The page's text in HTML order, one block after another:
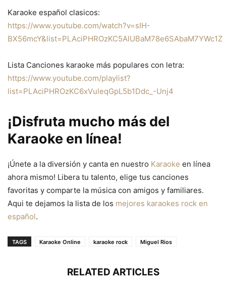
Karaoke español clasicos:
https://www.youtube.com/watch?v=sIH-
BX56mcY&list=PLAciPHROzKC5AlUBaM78e6SAbaM7YWc1Z
Lista Canciones karaoke más populares con letra:
https://www.youtube.com/playlist?
list=PLAciPHROzKC6xVuleqGpL5b1Ddc_-Unj4
¡Disfruta mucho más del
Karaoke en línea!
¡Únete a la diversión y canta en nuestro Karaoke en línea
ahora mismo! Libera tu talento, elige tus canciones
favoritas y comparte la música con amigos y familiares.
Aqui te dejamos la lista de los mejores karaokes rock en
español.
TAGS Karaoke Online karaoke rock Miguel Rios
RELATED ARTICLES